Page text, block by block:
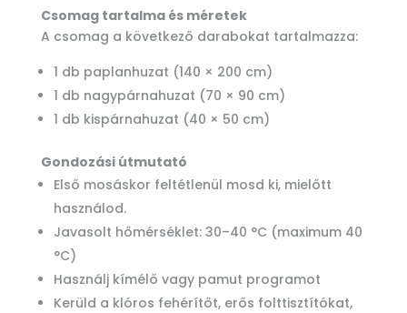
Csomag tartalma és méretek
A csomag a következő darabokat tartalmazza:
1 db paplanhuzat (140 × 200 cm)
1 db nagypárnahuzat (70 × 90 cm)
1 db kispárnahuzat (40 × 50 cm)
Gondozási útmutató
Első mosáskor feltétlenül mosd ki, mielőtt
használod.
Javasolt hőmérséklet: 30–40 °C (maximum 40
°C)
Használj kímélő vagy pamut programot
Kerüld a klóros fehérítőt, erős folttisztítókat,